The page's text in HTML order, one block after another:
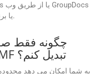
یا برنامه های تلفن همراه مشاهده کرد.
چگونه فقط
صفحه را از CF2 به WMF تبدیل کنم؟